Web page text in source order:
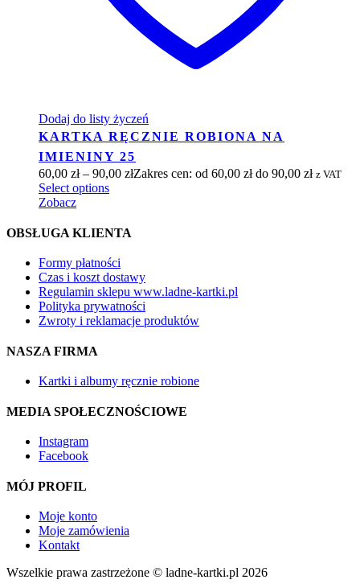
Dodaj do listy życzeń
KARTKA RĘCZNIE ROBIONA NA
IMIENINY 25
60,00 zł – 90,00 złZakres cen: od 60,00 zł do 90,00 zł z VAT
Select options
Zobacz
OBSŁUGA KLIENTA
Formy płatności
Czas i koszt dostawy
Regulamin sklepu www.ladne-kartki.pl
Polityka prywatności
Zwroty i reklamacje produktów
NASZA FIRMA
Kartki i albumy ręcznie robione
MEDIA SPOŁECZNOŚCIOWE
Instagram
Facebook
MÓJ PROFIL
Moje konto
Moje zamówienia
Kontakt
Wszelkie prawa zastrzeżone © ladne-kartki.pl 2026